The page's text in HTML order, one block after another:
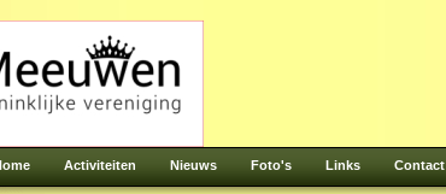
Activiteiten Nieuws Foto's Links Contact